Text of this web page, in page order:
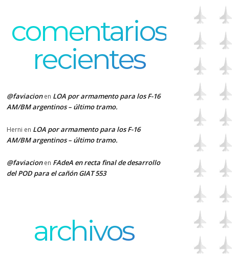
comentarios
recientes
@faviacionen LOA por armamento para los F-16
AM/BM argentinos – último tramo.
Herni en LOA por armamento para los F-16
AM/BM argentinos – último tramo.
@faviacionen FAdeA en recta final de desarrollo
del POD para el cañón GIAT 553
archivos